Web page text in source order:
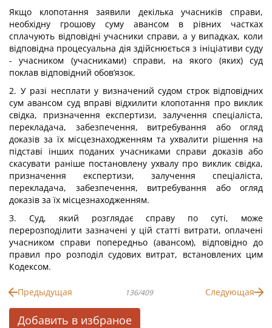
Якщо клопотання заявили декілька учасників справи,
необхідну грошову суму авансом в рівних частках
сплачують відповідні учасники справи, а у випадках, коли
відповідна процесуальна дія здійснюється з ініціативи суду
- учасником (учасниками) справи, на якого (яких) суд
поклав відповідний обов’язок.
2. У разі несплати у визначений судом строк відповідних
сум авансом суд вправі відхилити клопотання про виклик
свідка, призначення експертизи, залучення спеціаліста,
перекладача, забезпечення, витребування або огляд
доказів за їх місцезнаходженням та ухвалити рішення на
підставі інших поданих учасниками справи доказів або
скасувати раніше постановлену ухвалу про виклик свідка,
призначення експертизи, залучення спеціаліста,
перекладача, забезпечення, витребування або огляд
доказів за їх місцезнаходженням.
3. Суд, який розглядає справу по суті, може
перерозподілити зазначені у цій статті витрати, оплачені
учасником справи попередньо (авансом), відповідно до
правил про розподіл судових витрат, встановлених цим
Кодексом.
Предыдущая 136/409 Следующая
Добавить в избраное